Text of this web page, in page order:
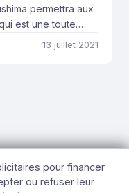
permettra aux
est une toute
testeurs qualité
13 juillet 2021
pour financer
ou refuser leur